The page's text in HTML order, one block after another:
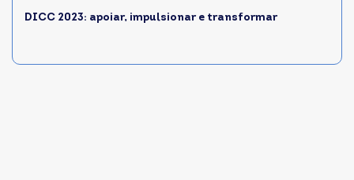
DICC 2023: apoiar, impulsionar e transformar